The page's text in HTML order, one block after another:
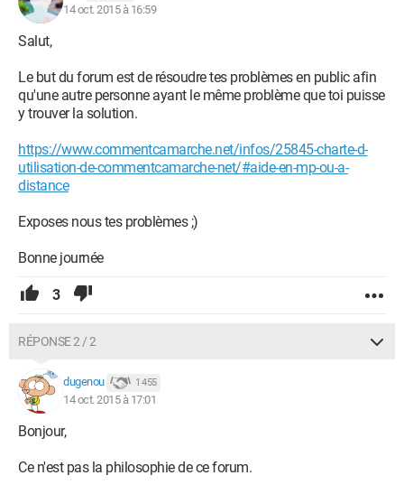
14 oct. 2015 à 16:59
Salut,
Le but du forum est de résoudre tes problèmes en public afin
qu'une autre personne ayant le même problème que toi puisse
y trouver la solution.
https://www.commentcamarche.net/infos/25845-charte-d-
utilisation-de-commentcamarche-net/#aide-en-mp-ou-a-
distance
Exposes nous tes problèmes ;)
Bonne journée
3
RÉPONSE 2 / 2
dugenou 1 455
14 oct. 2015 à 17:01
Bonjour,
Ce n'est pas la philosophie de ce forum.